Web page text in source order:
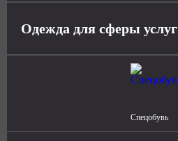
Одежда для сферы услуг
Спецобувь